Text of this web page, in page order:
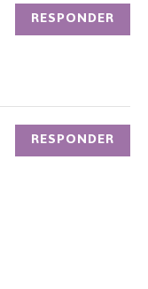
RESPONDER
RESPONDER